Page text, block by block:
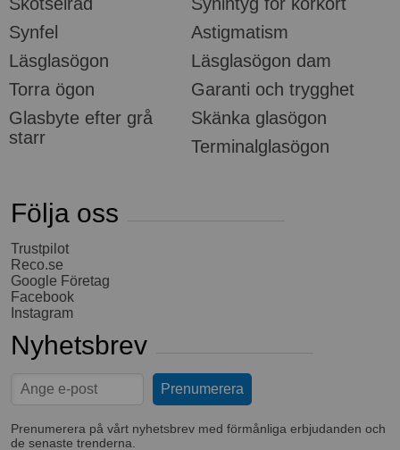
Skötselråd
Synintyg för körkort
Synfel
Astigmatism
Läsglasögon
Läsglasögon dam
Torra ögon
Garanti och trygghet
Glasbyte efter grå
starr
Skänka glasögon
Terminalglasögon
Följa oss
Trustpilot
Reco.se
Google Företag
Facebook
Instagram
Nyhetsbrev
Prenumerera på vårt nyhetsbrev med förmånliga erbjudanden och
de senaste trenderna.